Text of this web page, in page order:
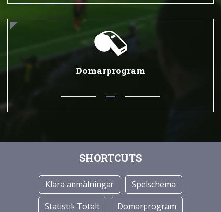
Domarprogram
SHORTCUTS
Klara anmälningar
Spelschema
Statistik Totalt
Domarprogram